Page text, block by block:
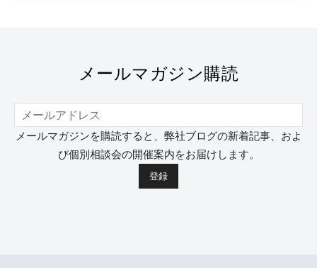
メールマガジン購読
メールマガジンを購読すると、弊社ブログの新着記事、およ
び個別相談会の開催案内をお届けします。